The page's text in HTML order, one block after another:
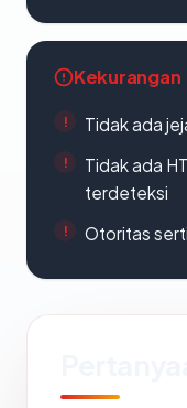
Kekurangan
Tidak ada
Tidak ada
terdeteksi
Otoritas